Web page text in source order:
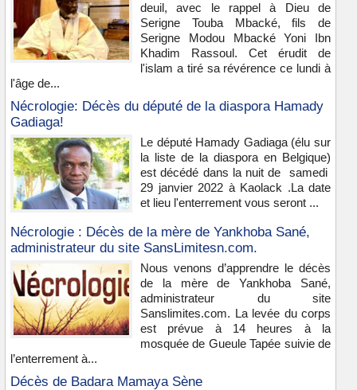
deuil, avec le rappel à Dieu de
Serigne Touba Mbacké, fils de
Serigne Modou Mbacké Yoni Ibn
Khadim Rassoul. Cet érudit de
l'islam a tiré sa révérence ce lundi à
l'âge de...
Nécrologie: Décès du député de la diaspora Hamady
Gadiaga!
Le député Hamady Gadiaga (élu sur
la liste de la diaspora en Belgique)
est décédé dans la nuit de samedi
29 janvier 2022 à Kaolack .La date
et lieu l'enterrement vous seront ...
Nécrologie : Décès de la mère de Yankhoba Sané,
administrateur du site SansLimitesn.com.
Nous venons d’apprendre le décès
de la mère de Yankhoba Sané,
administrateur du site
Sanslimites.com. La levée du corps
est prévue à 14 heures à la
mosquée de Gueule Tapée suivie de
l’enterrement à...
Décès de Badara Mamaya Sène